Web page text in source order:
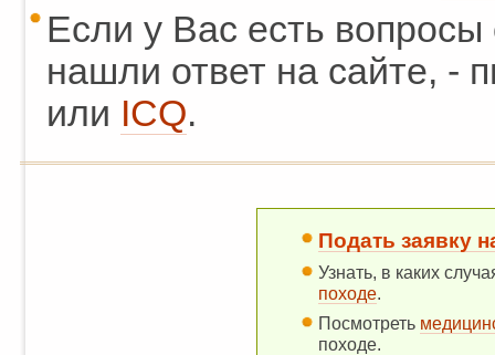
Если у Вас есть
нашли ответ на сайте, -
или ICQ.
Подать заявку
Узнать, в каких
походе.
Посмотреть
походе.